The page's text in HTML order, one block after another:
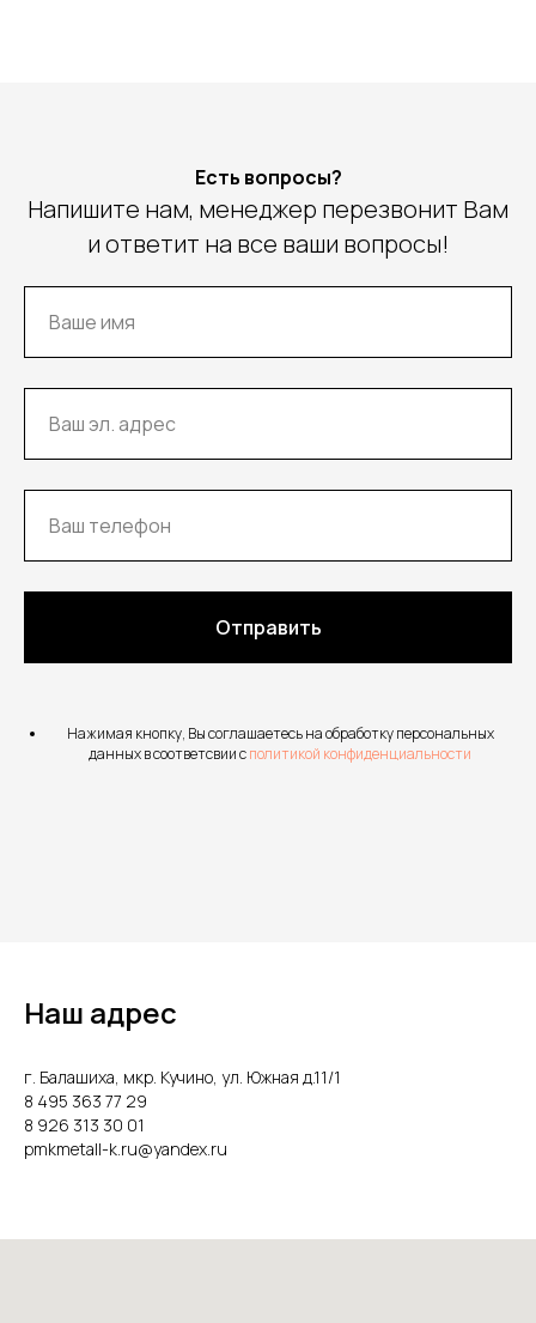
Есть вопросы?
Напишите нам, менеджер перезвонит Вам
и ответит на все ваши вопросы!
Отправить
Нажимая кнопку, Вы соглашаетесь на обработку персональных
данных в соответсвии сполитикой конфиденциальности
Наш адрес
г. Балашиха, мкр. Кучино, ул. Южная д.11/1
8 495 363 77 29
8 926 313 30 01
pmkmetall-k.ru@yandex.ru